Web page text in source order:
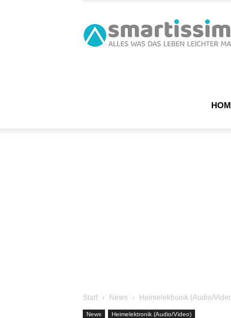
Start News Heimelektronik (Audio/
News Heimelektronik (Audio/Video)